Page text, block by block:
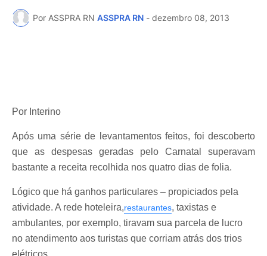
Por ASSPRA RN ASSPRA RN - dezembro 08, 2013
Por Interino
Após uma série de levantamentos feitos, foi descoberto
que as despesas geradas pelo Carnatal superavam
bastante a receita recolhida nos quatro dias de folia.
Lógico que há ganhos particulares – propiciados pela
atividade. A rede hoteleira,restaurantes, taxistas e
ambulantes, por exemplo, tiravam sua parcela de lucro
no atendimento aos turistas que corriam atrás dos trios
elétricos.